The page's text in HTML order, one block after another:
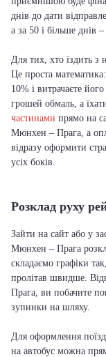
днів до дати
а за 50 і більше днів
Для тих, хто їздить з
Це проста
10% і витрачаєте
грошей обмаль, а
частинами прямо на
Мюнхен – Прага, а
відразу оформити
усіх боків.
Розклад руху
Зайти на сайт або у
Мюнхен – Прага
складаємо графіки
пролітав швидше.
Прага, ви побачите
зупинки на шляху.
Для оформлення
на автобус можна